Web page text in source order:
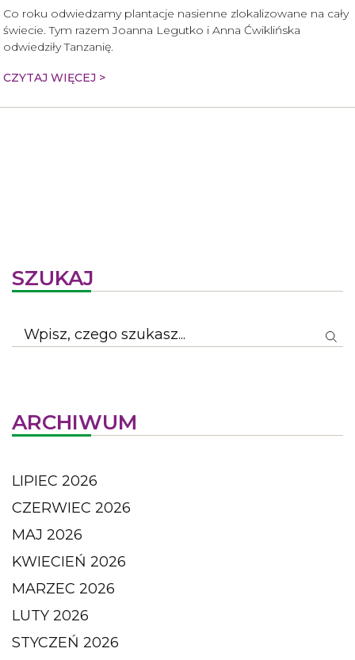
Co roku odwiedzamy plantacje nasienne zlokalizowane na cały
świecie. Tym razem Joanna Legutko i Anna Ćwiklińska
odwiedziły Tanzanię.
CZYTAJ WIĘCEJ >
SZUKAJ
ARCHIWUM
LIPIEC 2026
CZERWIEC 2026
MAJ 2026
KWIECIEŃ 2026
MARZEC 2026
LUTY 2026
STYCZEŃ 2026